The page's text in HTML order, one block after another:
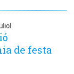
de festa